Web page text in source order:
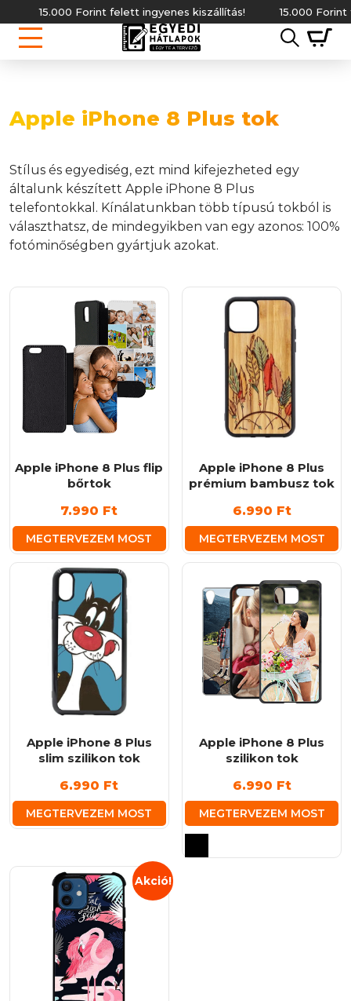
15.000 Forint felett ingyenes kiszállítás! 15.000 Forint
Apple iPhone 8 Plus tok
Stílus és egyediség, ezt mind kifejezheted egy
általunk készített Apple iPhone 8 Plus
telefontokkal. Kínálatunkban több típusú tokból is
választhatsz, de mindegyikben van egy azonos: 100%
fotóminőségben gyártjuk azokat.
Apple iPhone 8 Plus flip
bőrtok
7.990 Ft
MEGTERVEZEM MOST
Apple iPhone 8 Plus
prémium bambusz tok
6.990 Ft
MEGTERVEZEM MOST
Apple iPhone 8 Plus
slim szilikon tok
6.990 Ft
MEGTERVEZEM MOST
Apple iPhone 8 Plus
szilikon tok
6.990 Ft
MEGTERVEZEM MOST
Ennek
Akció!